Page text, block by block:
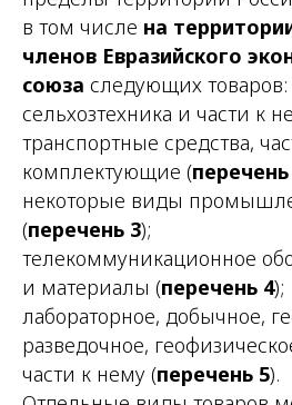
в том числе на
членов Евразийского
союза следующих товаров:
сельхозтехника и части к
транспортные средства,
комплектующие (
некоторые виды
(перечень 3);
телекоммуникационное
и материалы (перечень 4);
лабораторное, добычное,
разведочное,
части к нему (перечень 5).